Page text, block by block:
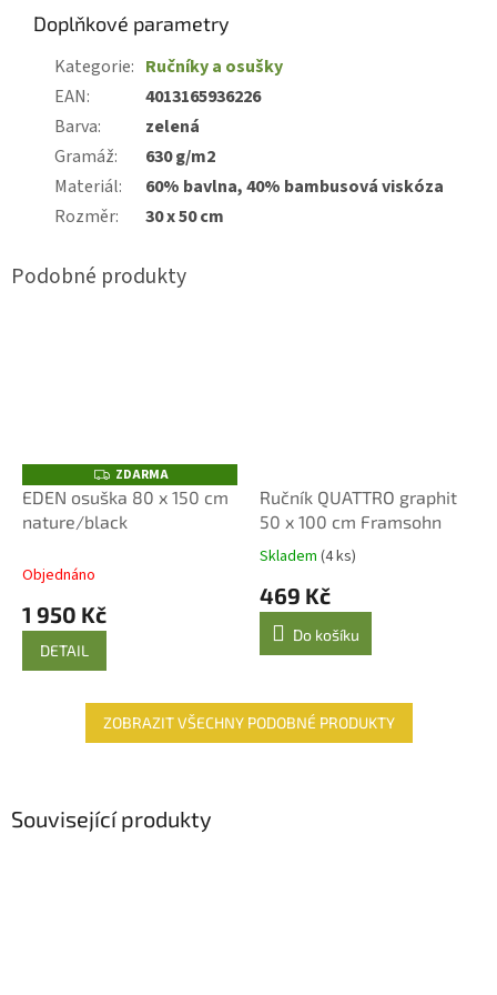
Doplňkové parametry
Kategorie: Ručníky a osušky
EAN:
4013165936226
Barva:
zelená
Gramáž:
630 g/m2
Materiál:
60% bavlna, 40% bambusová viskóza
Rozměr: 30 x 50 cm
Z
D
A
R
ZDARMA
EDEN osuška 80 x 150 cm
nature/black
Objednáno
1 950 Kč
DETAIL
Ručník QUATTRO graphit
50 x 100 cm Framsohn
Průměrné
produktu
5,0
hvězdiček.
Skladem (4 ks)
469 Kč
Do košíku
ZOBRAZIT VŠECHNY PODOBNÉ PRODUKTY
Související produkty